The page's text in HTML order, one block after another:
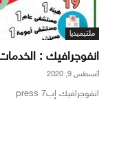
ملتيميديا
انفوجرافيك :
أغسطس 9, 2020
انفوجرافيك إب7 press